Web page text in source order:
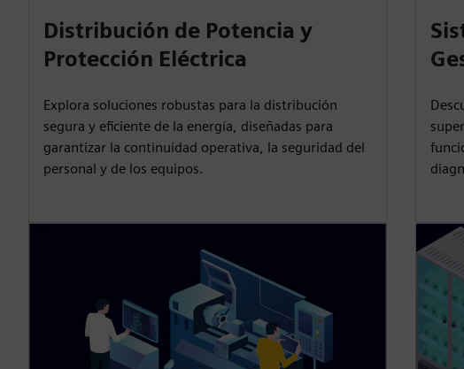
Distribución de Potencia y
Protección Eléctrica
Explora soluciones robustas para la distribución
segura y eficiente de la energía, diseñadas para
garantizar la continuidad operativa, la seguridad del
personal y de los equipos.